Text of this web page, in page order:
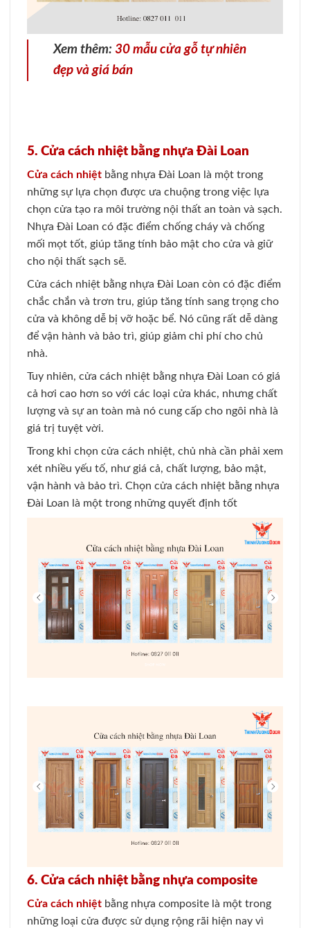
Xem thêm: 30 mẫu cửa gỗ tự nhiên
đẹp và giá bán
5. Cửa cách nhiệt bằng nhựa Đài Loan
Cửa cách nhiệt bằng nhựa Đài Loan là một trong
những sự lựa chọn được ưa chuộng trong việc lựa
chọn cửa tạo ra môi trường nội thất an toàn và sạch.
Nhựa Đài Loan có đặc điểm chống cháy và chống
mối mọt tốt, giúp tăng tính bảo mật cho cửa và giữ
cho nội thất sạch sẽ.
Cửa cách nhiệt bằng nhựa Đài Loan còn có đặc điểm
chắc chắn và trơn tru, giúp tăng tính sang trọng cho
cửa và không dễ bị vỡ hoặc bể. Nó cũng rất dễ dàng
để vận hành và bảo trì, giúp giảm chi phí cho chủ
nhà.
Tuy nhiên, cửa cách nhiệt bằng nhựa Đài Loan có giá
cả hơi cao hơn so với các loại cửa khác, nhưng chất
lượng và sự an toàn mà nó cung cấp cho ngôi nhà là
giá trị tuyệt vời.
Trong khi chọn cửa cách nhiệt, chủ nhà cần phải xem
xét nhiều yếu tố, như giá cả, chất lượng, bảo mật,
vận hành và bảo trì. Chọn cửa cách nhiệt bằng nhựa
Đài Loan là một trong những quyết định tốt
6. Cửa cách nhiệt bằng nhựa composite
Cửa cách nhiệt bằng nhựa composite là một trong
những loại cửa được sử dụng rộng rãi hiện nay vì